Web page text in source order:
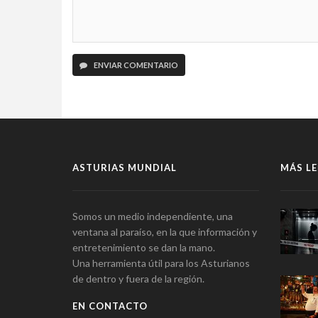
ENVIAR COMENTARIO
ASTURIAS MUNDIAL
Somos un medio independiente, una
ventana al paraíso, en la que información y
entretenimiento se dan la mano.
Una herramienta útil para los Asturianos
de dentro y fuera de la región.
EN CONTACTO
MÁS